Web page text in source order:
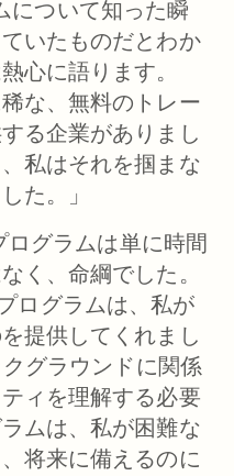
について知った瞬
いたものだとわか
心に語ります。
な、無料のトレー
る企業がありまし
私はそれを掴まな
た。」
グラムは単に時間
く、命綱でした。
ログラムは、私が
提供してくれまし
グラウンドに関係
ィを理解する必要
ムは、私が困難な
将来に備えるのに